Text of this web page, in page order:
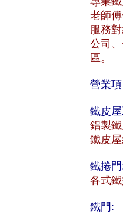
老師
服務
公司
區。
營業
鐵皮
鋁製
鐵皮
鐵捲
各式
鐵門: